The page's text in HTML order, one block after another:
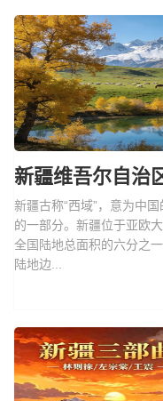
新疆维吾尔自治
新疆古称“西域”，意为中
的一部分。新疆位于亚欧
全国陆地总面积的六分之
陆地边...